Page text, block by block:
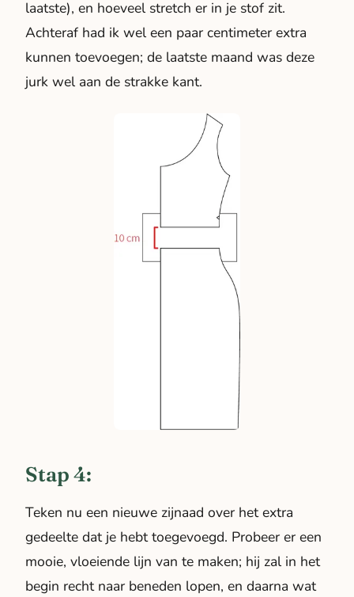
laatste), en hoeveel stretch er in je stof zit.
Achteraf had ik wel een paar centimeter extra
kunnen toevoegen; de laatste maand was deze
jurk wel aan de strakke kant.
Stap 4:
Teken nu een nieuwe zijnaad over het extra
gedeelte dat je hebt toegevoegd. Probeer er een
mooie, vloeiende lijn van te maken; hij zal in het
begin recht naar beneden lopen, en daarna wat